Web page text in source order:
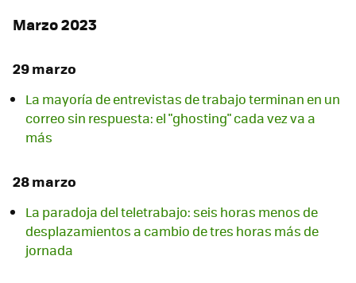
Marzo 2023
29 marzo
La mayoría de entrevistas de trabajo terminan en un
correo sin respuesta: el "ghosting" cada vez va a
más
28 marzo
La paradoja del teletrabajo: seis horas menos de
desplazamientos a cambio de tres horas más de
jornada